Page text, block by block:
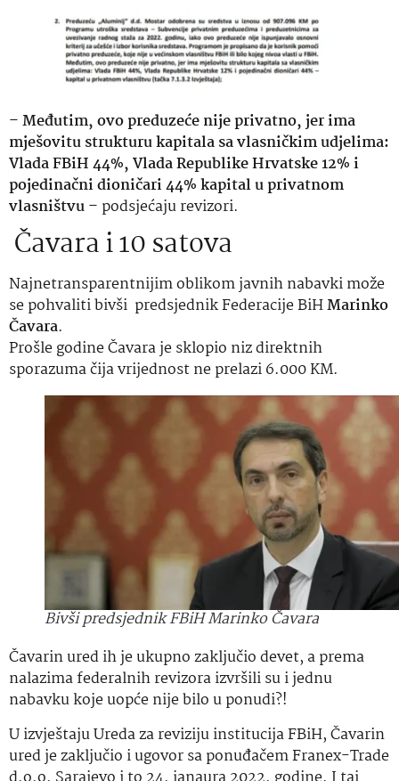
–Međutim, ovo preduzeće nije privatno, jer ima
mješovitu strukturu kapitala sa vlasničkim udjelima:
Vlada FBiH 44%, Vlada Republike Hrvatske 12% i
pojedinačni dioničari 44% kapital u privatnom
vlasništvu– podsjećaju revizori.
Čavara i 10 satova
Najnetransparentnijim oblikom javnih nabavki može
se pohvaliti bivši predsjednik Federacije BiHMarinko
Čavara.
Prošle godine Čavara je sklopio niz direktnih
sporazuma čija vrijednost ne prelazi 6.000 KM.
Bivši predsjednik FBiH Marinko Čavara
Čavarin ured ih je ukupno zaključio devet, a prema
nalazima federalnih revizora izvršili su i jednu
nabavku koje uopće nije bilo u ponudi?!
U izvještaju Ureda za reviziju institucija FBiH, Čavarin
ured je zaključio i ugovor sa ponuđačem Franex-Trade